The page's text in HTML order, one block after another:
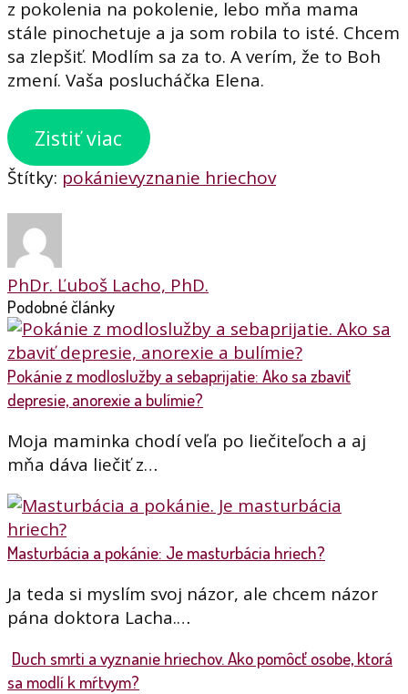
z pokolenia na pokolenie, lebo mňa mama
stále pinochetuje a ja som robila to isté. Chcem
sa zlepšiť. Modlím sa za to. A verím, že to Boh
zmení. Vaša poslucháčka Elena.
Zistiť viac
Štítky: pokánievyznanie hriechov
PhDr. Ľuboš Lacho, PhD.
Podobné články
Pokánie z modloslužby a sebaprijatie: Ako sa zbaviť
depresie, anorexie a bulímie?
Moja maminka chodí veľa po liečiteľoch a aj
mňa dáva liečiť z…
Masturbácia a pokánie: Je masturbácia hriech?
Ja teda si myslím svoj názor, ale chcem názor
pána doktora Lacha.…
Duch smrti a vyznanie hriechov. Ako pomôcť osobe, ktorá
sa modlí k mŕtvym?